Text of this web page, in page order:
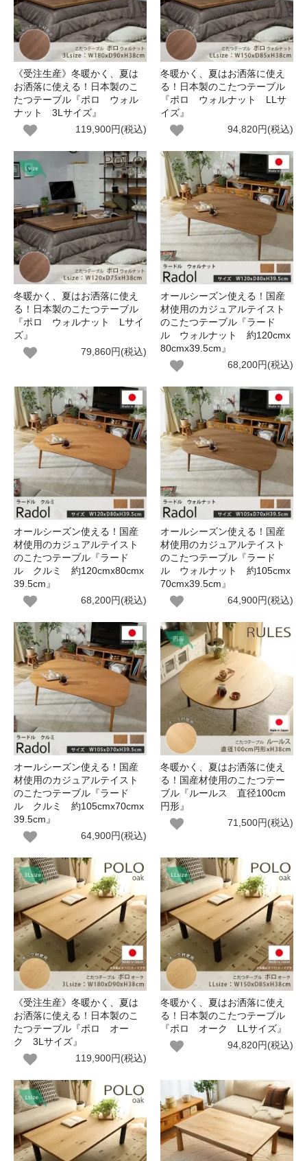
《受注生産》冬暖かく、夏は
お洒落に使える！日本製のこ
たつテーブル『ポロ ウォル
ナット 3Lサイズ』
119,900円(税込)
冬暖かく、夏はお洒落に使え
る！日本製のこたつテーブル
『ポロ ウォルナット LLサ
イズ』
94,820円(税込)
冬暖かく、夏はお洒落に使え
る！日本製のこたつテーブル
『ポロ ウォルナット Lサイ
ズ』
79,860円(税込)
オールシーズン使える！国産
材使用のカジュアルテイスト
のこたつテーブル『ラード
ル ウォルナット 約120cmx
80cmx39.5cm』
68,200円(税込)
オールシーズン使える！国産
材使用のカジュアルテイスト
のこたつテーブル『ラード
ル クルミ 約120cmx80cmx
39.5cm』
68,200円(税込)
オールシーズン使える！国産
材使用のカジュアルテイスト
のこたつテーブル『ラード
ル ウォルナット 約105cmx
70cmx39.5cm』
64,900円(税込)
オールシーズン使える！国産
材使用のカジュアルテイスト
のこたつテーブル『ラード
ル クルミ 約105cmx70cmx
39.5cm』
64,900円(税込)
冬暖かく、夏はお洒落に使え
る！国産材使用のこたつテー
ブル『ルールス 直径100cm
円形』
71,500円(税込)
《受注生産》冬暖かく、夏は
お洒落に使える！日本製のこ
たつテーブル『ポロ オー
ク 3Lサイズ』
119,900円(税込)
冬暖かく、夏はお洒落に使え
る！日本製のこたつテーブル
『ポロ オーク LLサイズ』
94,820円(税込)